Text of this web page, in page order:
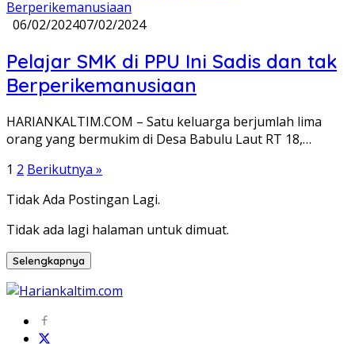
06/02/202407/02/2024
Pelajar SMK di PPU Ini Sadis dan tak
Berperikemanusiaan
HARIANKALTIM.COM – Satu keluarga berjumlah lima
orang yang bermukim di Desa Babulu Laut RT 18,…
Paginasi
pos
1 2 Berikutnya »
Tidak Ada Postingan Lagi.
Tidak ada lagi halaman untuk dimuat.
Selengkapnya